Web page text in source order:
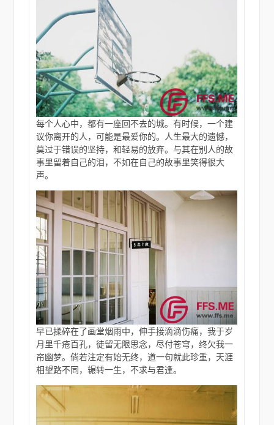
每个人心中，都有一座回不去的城。有时候，一个建
议你离开的人，可能是最爱你的。人生最大的遗憾，
莫过于错误的坚持，和轻易的放弃。与其在别人的故
事里留着自己的泪，不如在自己的故事里笑得很大
声。
早已揉碎在了画堂烟雨中，伸手接滴滴伤痛，我于岁
月里千疮百孔，徒留无限思念，尽付苍穹，终欠我一
帘幽梦。倘若注定有始无终，道一句就此珍重，天涯
相望路不同，辗转一生，不求与君逢。